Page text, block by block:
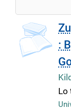
:
Lo